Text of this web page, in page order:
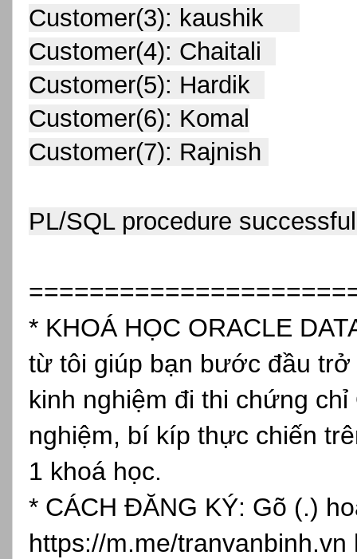
Customer(3): kaushik
Customer(4): Chaitali
Customer(5): Hardik
Customer(6): Komal
Customer(7): Rajnish
PL/SQL procedure
* KHOÁ HỌC ORACLE
từ tôi giúp bạn bước đầu
kinh nghiệm đi thi chứng
nghiệm, bí kíp thực chiến
1 khoá học.
* CÁCH ĐĂNG KÝ: Gõ (.)
https://m.me/tranvanbinh.vn